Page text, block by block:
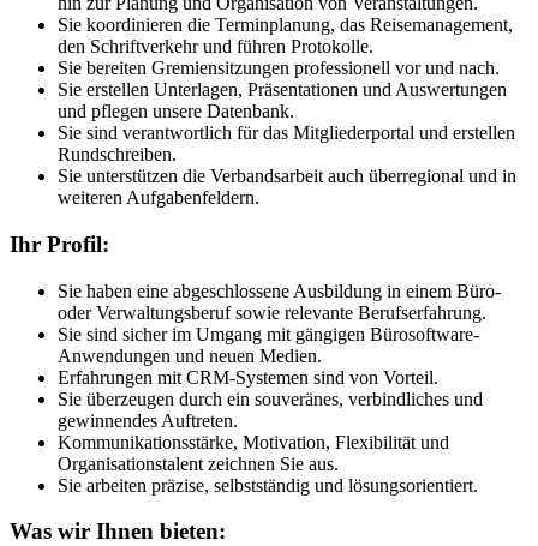
Sie koordinieren die Terminplanung, das Reisemanagement,
den Schriftverkehr und führen Protokolle.
Sie bereiten Gremiensitzungen professionell vor und nach.
Sie erstellen Unterlagen, Präsentationen und Auswertungen
und pflegen unsere Datenbank.
Sie sind verantwortlich für das Mitgliederportal und erstellen
Rundschreiben.
Sie unterstützen die Verbandsarbeit auch überregional und in
weiteren Aufgabenfeldern.
Ihr Profil:
Sie haben eine abgeschlossene Ausbildung in einem Büro-
oder Verwaltungsberuf sowie relevante Berufserfahrung.
Sie sind sicher im Umgang mit gängigen Bürosoftware-
Anwendungen und neuen Medien.
Erfahrungen mit CRM-Systemen sind von Vorteil.
Sie überzeugen durch ein souveränes, verbindliches und
gewinnendes Auftreten.
Kommunikationsstärke, Motivation, Flexibilität und
Organisationstalent zeichnen Sie aus.
Sie arbeiten präzise, selbstständig und lösungsorientiert.
Was wir Ihnen bieten: